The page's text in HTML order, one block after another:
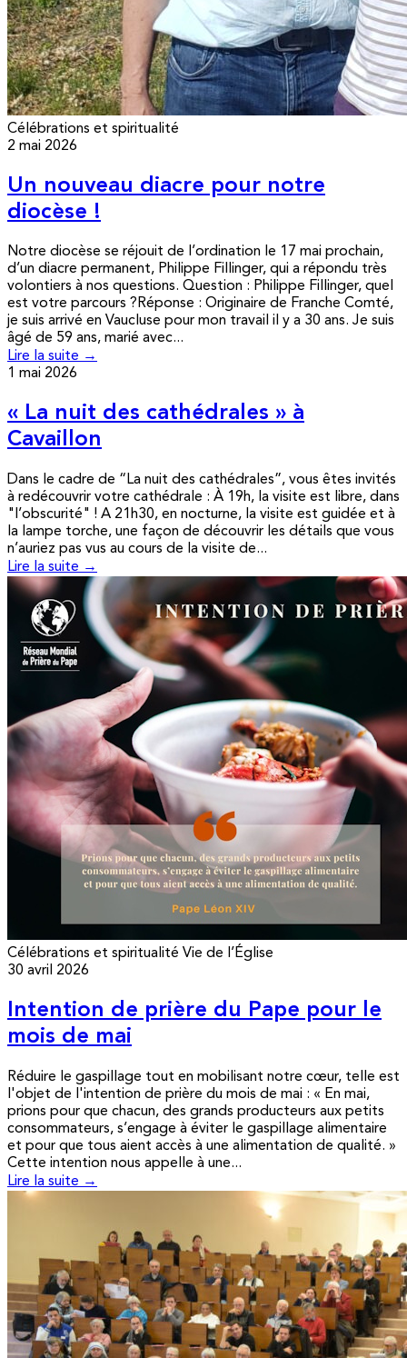
Célébrations et spiritualité
2 mai 2026
Un nouveau diacre pour notre
diocèse !
Notre diocèse se réjouit de l’ordination le 17 mai prochain,
d’un diacre permanent, Philippe Fillinger, qui a répondu très
volontiers à nos questions. Question : Philippe Fillinger, quel
est votre parcours ?Réponse : Originaire de Franche Comté,
je suis arrivé en Vaucluse pour mon travail il y a 30 ans. Je suis
âgé de 59 ans, marié avec...
Lire la suite →
1 mai 2026
« La nuit des cathédrales » à
Cavaillon
Dans le cadre de “La nuit des cathédrales”, vous êtes invités
à redécouvrir votre cathédrale : À 19h, la visite est libre, dans
"l’obscurité" ! A 21h30, en nocturne, la visite est guidée et à
la lampe torche, une façon de découvrir les détails que vous
n’auriez pas vus au cours de la visite de...
Lire la suite →
Célébrations et spiritualité Vie de l’Église
30 avril 2026
Intention de prière du Pape pour le
mois de mai
Réduire le gaspillage tout en mobilisant notre cœur, telle est
l'objet de l'intention de prière du mois de mai : « En mai,
prions pour que chacun, des grands producteurs aux petits
consommateurs, s’engage à éviter le gaspillage alimentaire
et pour que tous aient accès à une alimentation de qualité. »
Cette intention nous appelle à une...
Lire la suite →